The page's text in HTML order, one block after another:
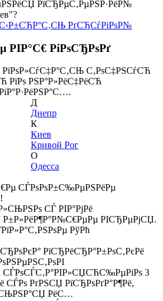
РїСЂРµС‚РµРЅР·РёР№
РґСЂСѓРіРѕР№
РІР°С€ РіРѕСЂРѕРґ
РїРѕР»СѓС‡Р°С‚СЊ С‚РѕС‡РЅСѓСЋ
РїРѕ РЅР°Р»РёС‡РёСЋ
Д
Днепр
К
Киев
Кривой Рог
О
Одесса
СЃРѕРѕР±С‰РµРЅРёРµ
СЃ РІР°РјРё
РІСЂРµРјСЏ.
РўРћ
РїСЂРёСЂР°Р±РѕС‚РєРё
СЃРѕСЃС‚Р°РІР»СЏСЋС‰РµРіРѕ 3
СЃРѕ РґРЅСЏ РїСЂРѕРґР°Р¶Рё,
РёС…